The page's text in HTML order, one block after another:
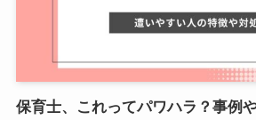
保育士、これってパワハラ？事例